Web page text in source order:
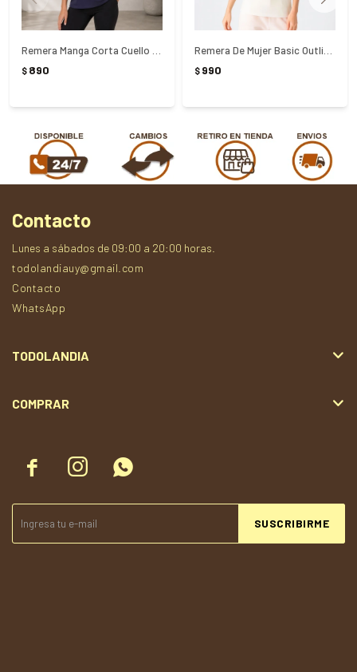
$ 890 $ 990
  
SUSCRIBIRME
Contacto
Lunes a sábados de 09:00 a 20:00 horas.
todolandiauy@gmail.com
Contacto
WhatsApp
TODOLANDIA
COMPRAR